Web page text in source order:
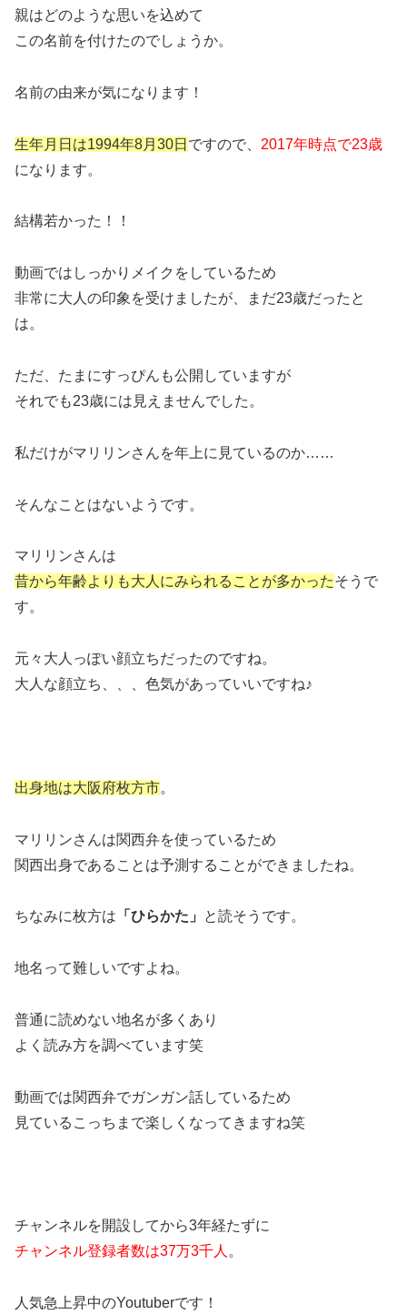
親はどのような思いを込めて
この名前を付けたのでしょうか。
名前の由来が気になります！
生年月日は1994年8月30日 ですので、 2017年時点で23歳
になります。
結構若かった！！
動画ではしっかりメイクをしているため
非常に大人の印象を受けましたが、まだ23歳だったと
は。
ただ、たまにすっぴんも公開していますが
それでも23歳には見えませんでした。
私だけがマリリンさんを年上に見ているのか……
そんなことはないようです。
マリリンさんは
昔から年齢よりも大人にみられることが多かったそうで
す。
元々大人っぽい顔立ちだったのですね。
大人な顔立ち、、、色気があっていいですね♪
出身地は大阪府枚方市。
マリリンさんは関西弁を使っているため
関西出身であることは予測することができましたね。
ちなみに枚方は 「ひらかた」 と読そうです。
地名って難しいですよね。
普通に読めない地名が多くあり
よく読み方を調べています笑
動画では関西弁でガンガン話しているため
見ているこっちまで楽しくなってきますね笑
チャンネルを開設してから3年経たずに
チャンネル登録者数は37万3千人。
人気急上昇中のYoutuberです！